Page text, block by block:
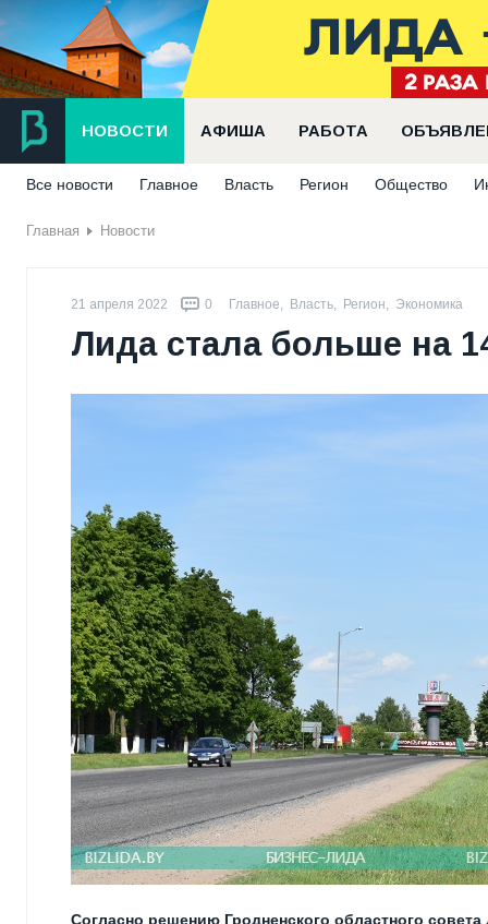
НОВОСТИ АФИША РАБОТА
Все новости Главное Власть Регион Общество
Главная Новости
21 апреля 2022 0 Главное, Власть, Регион, Экономика
Лида стала больше на
Согласно решению Гродненского областного